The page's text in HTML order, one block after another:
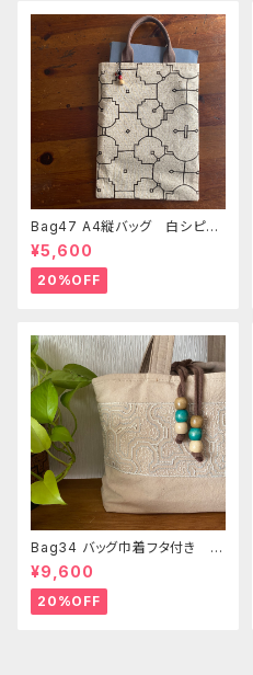
Bag47 A4縦バッグ 白シピボ
模様 シピボ族の泥染め
¥5,600
20%OFF
Bag34 バッグ巾着フタ付き 薄
いピンク系ベージュ シピボ族の
手刺繍シャーベットカラー
¥9,600
20%OFF